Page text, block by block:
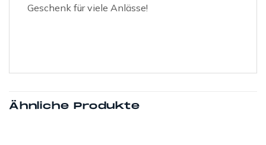
Geschenk für viele Anlässe!
Ähnliche Produkte